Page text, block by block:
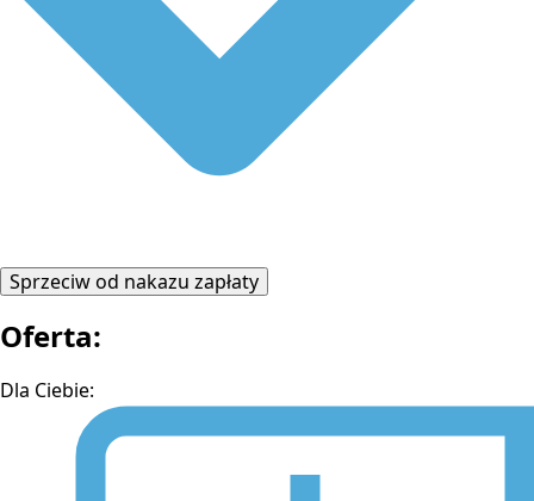
Sprzeciw od nakazu zapłaty
Oferta:
Dla Ciebie: